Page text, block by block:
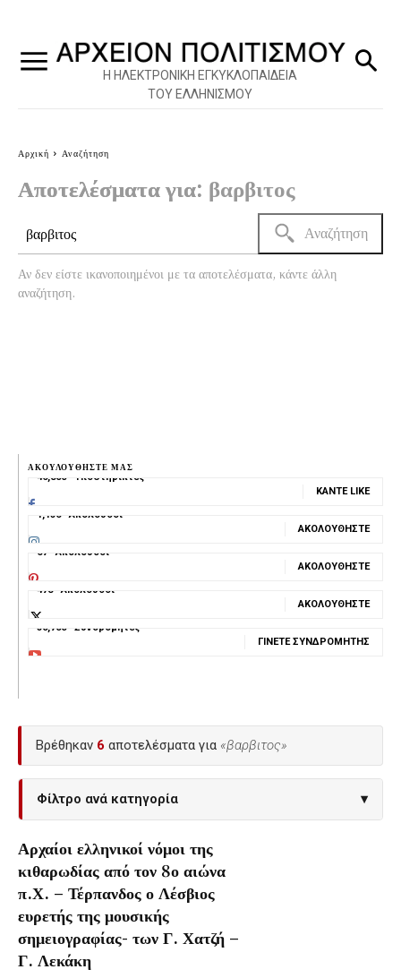
Η ΗΛΕΚΤΡΟΝΙΚΗ ΕΓΚΥΚΛΟΠΑΙΔΕΙΑ
ΤΟΥ ΕΛΛΗΝΙΣΜΟΥ
Αρχική Αναζήτηση
Αποτελέσματα για: βαρβιτος
Αναζήτηση
Αν δεν είστε ικανοποιημένοι με τα αποτελέσματα, κάντε άλλη
αναζήτηση.
Βρέθηκαν 6 αποτελέσματα για «βαρβιτος»
Φίλτρο ανά κατηγορία ▾
Αρχαίοι ελληνικοί νόμοι της
κιθαρωδίας από τον 8ο αιώνα
π.Χ. – Τέρπανδος ο Λέσβιος
ευρετής της μουσικής
σημειογραφίας- των Γ. Χατζή –
Γ. Λεκάκη
ΑΚΟΥΛΟΥΘΗΣΤΕ ΜΑΣ
46,800
Υποστηρικτές
ΚΆΝΤΕ LIKE
1,136
Ακόλουθοι
ΑΚΟΛΟΥΘΉΣΤΕ
67
Ακόλουθοι
ΑΚΟΛΟΥΘΉΣΤΕ
478
Ακόλουθοι
ΑΚΟΛΟΥΘΉΣΤΕ
30,700
Συνδρομητές
ΓΊΝΕΤΕ ΣΥΝΔΡΟΜΗΤΉΣ